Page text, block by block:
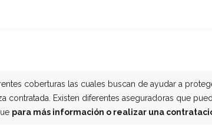
coberturas las cuales buscan de ayudar a
Existen diferentes aseguradoras que
para más información o realizar una